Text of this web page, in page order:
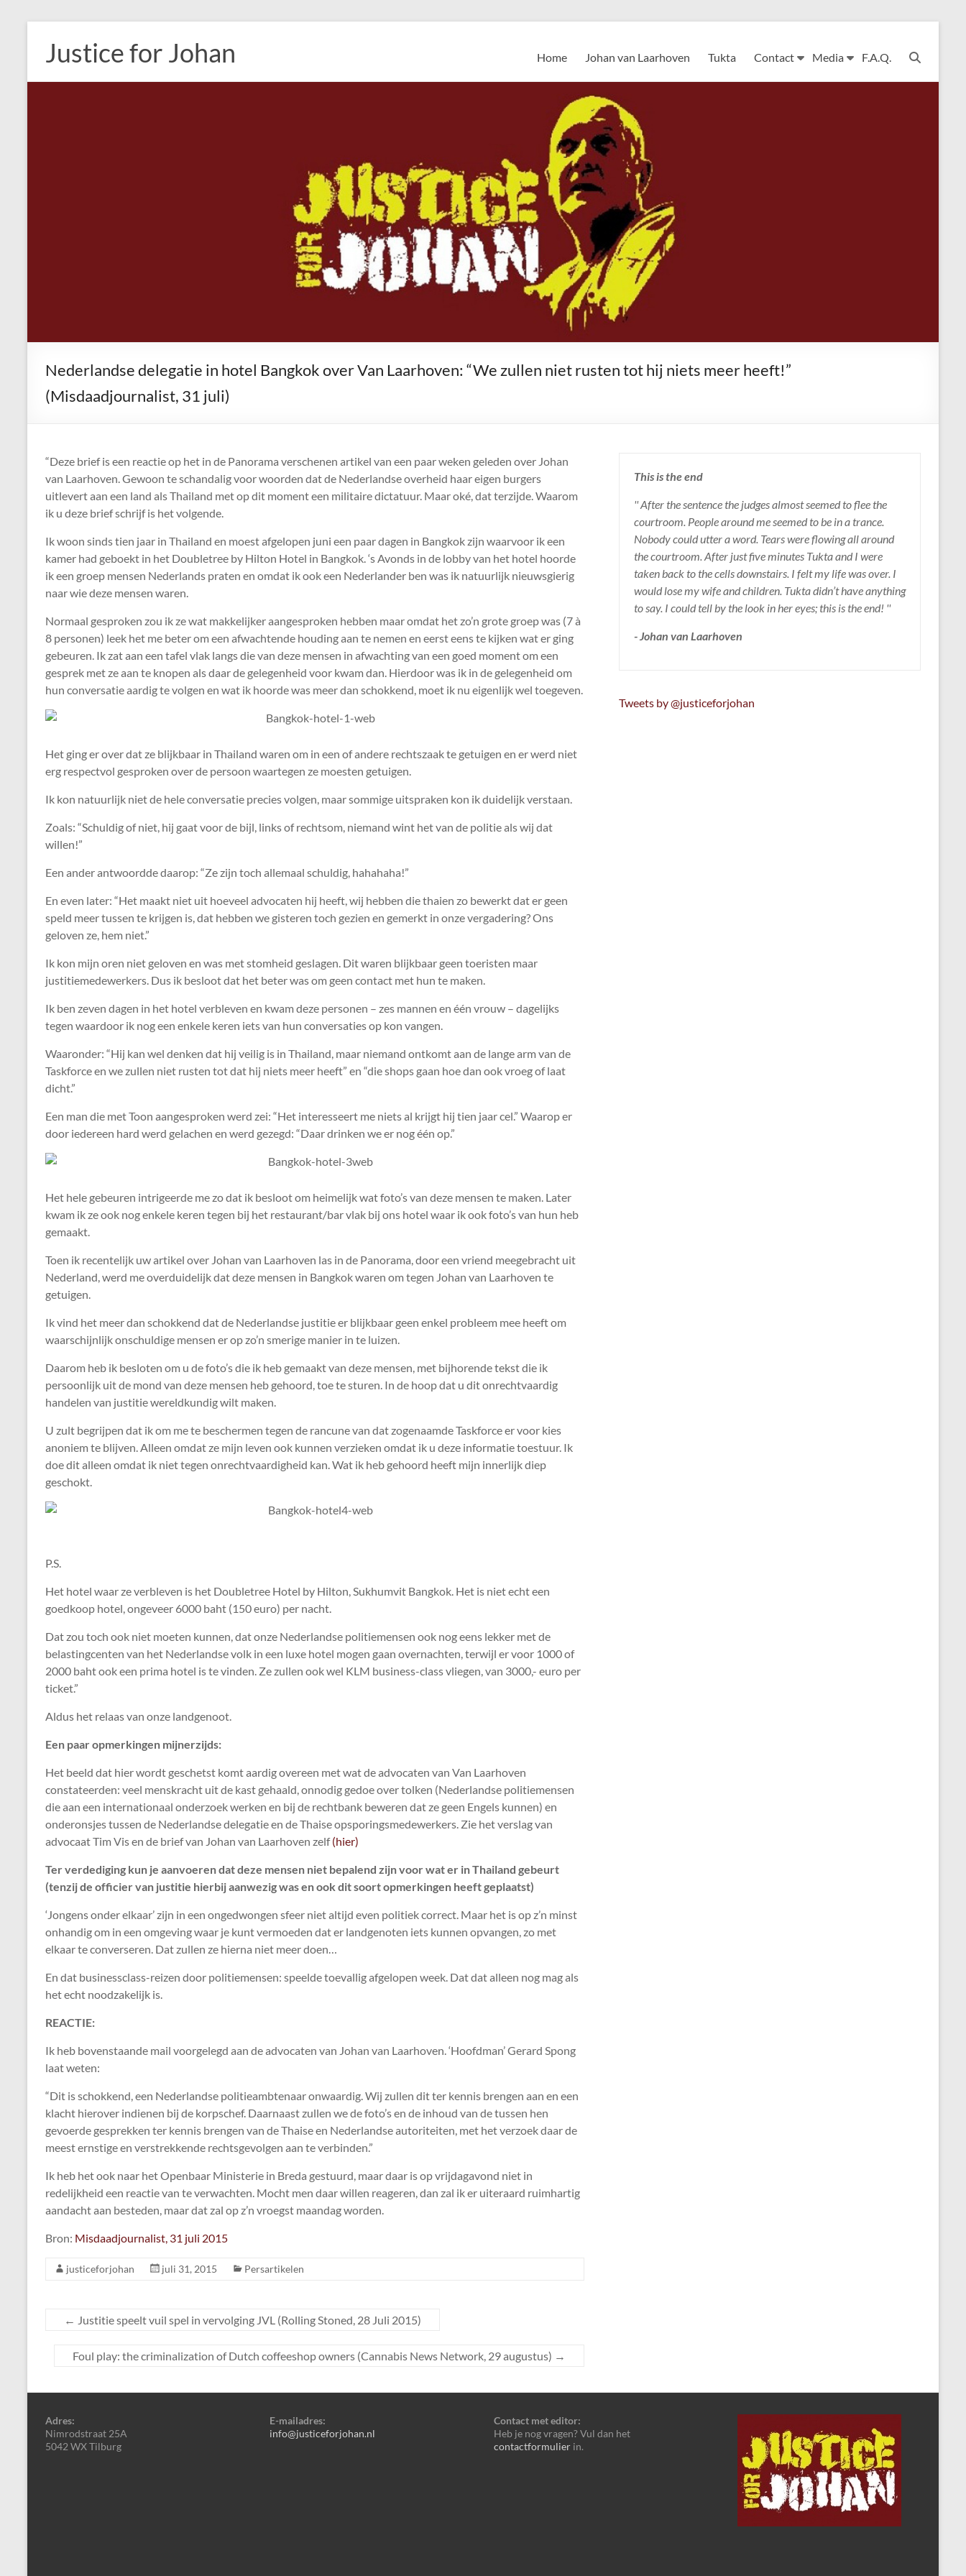
Justice for Johan Home Johan van Laarhoven Tukta Contact Media F.A.Q.
Nederlandse delegatie in hotel Bangkok over Van Laarhoven: “We zullen niet rusten tot hij niets meer heeft!”
(Misdaadjournalist, 31 juli)
“Deze brief is een reactie op het in de Panorama verschenen artikel van een paar weken geleden over Johan
van Laarhoven. Gewoon te schandalig voor woorden dat de Nederlandse overheid haar eigen burgers
uitlevert aan een land als Thailand met op dit moment een militaire dictatuur. Maar oké, dat terzijde. Waarom
ik u deze brief schrijf is het volgende.
Ik woon sinds tien jaar in Thailand en moest afgelopen juni een paar dagen in Bangkok zijn waarvoor ik een
kamer had geboekt in het Doubletree by Hilton Hotel in Bangkok. ‘s Avonds in de lobby van het hotel hoorde
ik een groep mensen Nederlands praten en omdat ik ook een Nederlander ben was ik natuurlijk nieuwsgierig
naar wie deze mensen waren.
Normaal gesproken zou ik ze wat makkelijker aangesproken hebben maar omdat het zo’n grote groep was (7 à
8 personen) leek het me beter om een afwachtende houding aan te nemen en eerst eens te kijken wat er ging
gebeuren. Ik zat aan een tafel vlak langs die van deze mensen in afwachting van een goed moment om een
gesprek met ze aan te knopen als daar de gelegenheid voor kwam dan. Hierdoor was ik in de gelegenheid om
hun conversatie aardig te volgen en wat ik hoorde was meer dan schokkend, moet ik nu eigenlijk wel toegeven.
Het ging er over dat ze blijkbaar in Thailand waren om in een of andere rechtszaak te getuigen en er werd niet
erg respectvol gesproken over de persoon waartegen ze moesten getuigen.
Ik kon natuurlijk niet de hele conversatie precies volgen, maar sommige uitspraken kon ik duidelijk verstaan.
Zoals: “Schuldig of niet, hij gaat voor de bijl, links of rechtsom, niemand wint het van de politie als wij dat
willen!”
Een ander antwoordde daarop: “Ze zijn toch allemaal schuldig, hahahaha!”
En even later: “Het maakt niet uit hoeveel advocaten hij heeft, wij hebben die thaien zo bewerkt dat er geen
speld meer tussen te krijgen is, dat hebben we gisteren toch gezien en gemerkt in onze vergadering? Ons
geloven ze, hem niet.”
Ik kon mijn oren niet geloven en was met stomheid geslagen. Dit waren blijkbaar geen toeristen maar
justitiemedewerkers. Dus ik besloot dat het beter was om geen contact met hun te maken.
Ik ben zeven dagen in het hotel verbleven en kwam deze personen – zes mannen en één vrouw – dagelijks
tegen waardoor ik nog een enkele keren iets van hun conversaties op kon vangen.
Waaronder: “Hij kan wel denken dat hij veilig is in Thailand, maar niemand ontkomt aan de lange arm van de
Taskforce en we zullen niet rusten tot dat hij niets meer heeft” en “die shops gaan hoe dan ook vroeg of laat
dicht.”
Een man die met Toon aangesproken werd zei: “Het interesseert me niets al krijgt hij tien jaar cel.” Waarop er
door iedereen hard werd gelachen en werd gezegd: “Daar drinken we er nog één op.”
Het hele gebeuren intrigeerde me zo dat ik besloot om heimelijk wat foto’s van deze mensen te maken. Later
kwam ik ze ook nog enkele keren tegen bij het restaurant/bar vlak bij ons hotel waar ik ook foto’s van hun heb
gemaakt.
Toen ik recentelijk uw artikel over Johan van Laarhoven las in de Panorama, door een vriend meegebracht uit
Nederland, werd me overduidelijk dat deze mensen in Bangkok waren om tegen Johan van Laarhoven te
getuigen.
Ik vind het meer dan schokkend dat de Nederlandse justitie er blijkbaar geen enkel probleem mee heeft om
waarschijnlijk onschuldige mensen er op zo’n smerige manier in te luizen.
Daarom heb ik besloten om u de foto’s die ik heb gemaakt van deze mensen, met bijhorende tekst die ik
persoonlijk uit de mond van deze mensen heb gehoord, toe te sturen. In de hoop dat u dit onrechtvaardig
handelen van justitie wereldkundig wilt maken.
U zult begrijpen dat ik om me te beschermen tegen de rancune van dat zogenaamde Taskforce er voor kies
anoniem te blijven. Alleen omdat ze mijn leven ook kunnen verzieken omdat ik u deze informatie toestuur. Ik
doe dit alleen omdat ik niet tegen onrechtvaardigheid kan. Wat ik heb gehoord heeft mijn innerlijk diep
geschokt.
P.S.
Het hotel waar ze verbleven is het Doubletree Hotel by Hilton, Sukhumvit Bangkok. Het is niet echt een
goedkoop hotel, ongeveer 6000 baht (150 euro) per nacht.
Dat zou toch ook niet moeten kunnen, dat onze Nederlandse politiemensen ook nog eens lekker met de
belastingcenten van het Nederlandse volk in een luxe hotel mogen gaan overnachten, terwijl er voor 1000 of
2000 baht ook een prima hotel is te vinden. Ze zullen ook wel KLM business-class vliegen, van 3000,- euro per
ticket.”
Aldus het relaas van onze landgenoot.
Een paar opmerkingen mijnerzijds:
Het beeld dat hier wordt geschetst komt aardig overeen met wat de advocaten van Van Laarhoven
constateerden: veel menskracht uit de kast gehaald, onnodig gedoe over tolken (Nederlandse politiemensen
die aan een internationaal onderzoek werken en bij de rechtbank beweren dat ze geen Engels kunnen) en
onderonsjes tussen de Nederlandse delegatie en de Thaise opsporingsmedewerkers. Zie het verslag van
advocaat Tim Vis en de brief van Johan van Laarhoven zelf(hier)
Ter verdediging kun je aanvoeren dat deze mensen niet bepalend zijn voor wat er in Thailand gebeurt
(tenzij de officier van justitie hierbij aanwezig was en ook dit soort opmerkingen heeft geplaatst)
‘Jongens onder elkaar’ zijn in een ongedwongen sfeer niet altijd even politiek correct. Maar het is op z’n minst
onhandig om in een omgeving waar je kunt vermoeden dat er landgenoten iets kunnen opvangen, zo met
elkaar te converseren. Dat zullen ze hierna niet meer doen…
En dat businessclass-reizen door politiemensen: speelde toevallig afgelopen week. Dat dat alleen nog mag als
het echt noodzakelijk is.
REACTIE:
Ik heb bovenstaande mail voorgelegd aan de advocaten van Johan van Laarhoven. ‘Hoofdman’ Gerard Spong
laat weten:
“Dit is schokkend, een Nederlandse politieambtenaar onwaardig. Wij zullen dit ter kennis brengen aan en een
klacht hierover indienen bij de korpschef. Daarnaast zullen we de foto’s en de inhoud van de tussen hen
gevoerde gesprekken ter kennis brengen van de Thaise en Nederlandse autoriteiten, met het verzoek daar de
meest ernstige en verstrekkende rechtsgevolgen aan te verbinden.”
Ik heb het ook naar het Openbaar Ministerie in Breda gestuurd, maar daar is op vrijdagavond niet in
redelijkheid een reactie van te verwachten. Mocht men daar willen reageren, dan zal ik er uiteraard ruimhartig
aandacht aan besteden, maar dat zal op z’n vroegst maandag worden.
Bron: Misdaadjournalist, 31 juli 2015
justiceforjohan juli 31, 2015 Persartikelen
← Justitie speelt vuil spel in vervolging JVL (Rolling Stoned, 28 Juli 2015)
Foul play: the criminalization of Dutch coffeeshop owners (Cannabis News Network, 29 augustus) →
This is the end
'' After the sentence the judges almost seemed to flee the
courtroom. People around me seemed to be in a trance.
Nobody could utter a word. Tears were flowing all around
the courtroom. After just five minutes Tukta and I were
taken back to the cells downstairs. I felt my life was over. I
would lose my wife and children. Tukta didn’t have anything
to say. I could tell by the look in her eyes; this is the end! ''
- Johan van Laarhoven
Tweets by @justiceforjohan
Adres:
Nimrodstraat 25A
5042 WX Tilburg
E-mailadres:
info@justiceforjohan.nl
Contact met editor:
Heb je nog vragen? Vul dan het
contactformulier in.